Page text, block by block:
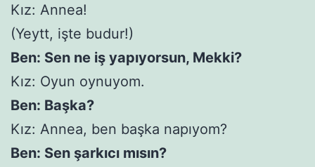
Kız: Annea!
(Yeytt, işte budur!)
Ben: Sen ne iş yapıyorsun, Mekki?
Kız: Oyun oynuyom.
Ben: Başka?
Kız: Annea, ben başka napıyom?
Ben: Sen şarkıcı mısın?